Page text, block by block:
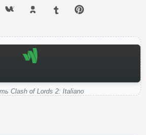
Clash of Lords 2: Italiano